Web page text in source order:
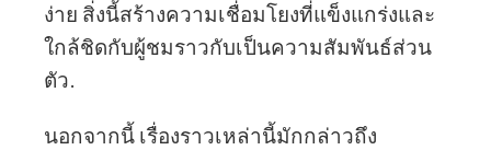
ง่าย สิ่งนี้สร้างความเชื่อมโยงที่แข็งแกร่งและ
ใกล้ชิดกับผู้ชมราวกับเป็นความสัมพันธ์ส่วน
ตัว.
นอกจากนี้ เรื่องราวเหล่านี้มักกล่าวถึง